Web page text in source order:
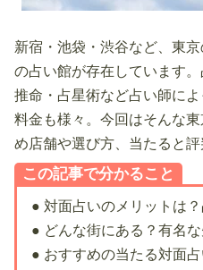
新宿・池袋・渋谷など、東
の占い館が存在しています
推命・占星術など占い師に
料金も様々。今回はそんな
め店舗や選び方、当たると
この記事で分かること
● 対面占いのメリットは
● どんな街にある？有名
● おすすめの当たる対面